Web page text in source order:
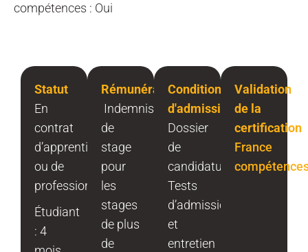
compétences : Oui
Statut
En
contrat
d’apprentissage
ou de
professionnalisation
Étudiant
: 4
Rémunération
Indemnisation
de
stage
pour
les
stages
de plus
de
Conditions
d'admission
Dossier
de
candidature,
Tests
d’admission
et
entretien
Validation
de la
certification
France